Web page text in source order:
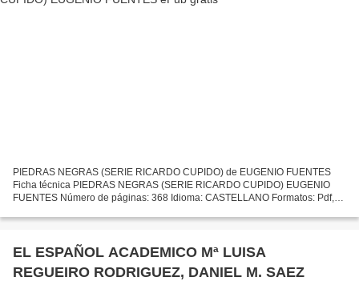
PIEDRAS NEGRAS (SERIE RICARDO CUPIDO) de EUGENIO FUENTES
Ficha técnica PIEDRAS NEGRAS (SERIE RICARDO CUPIDO) EUGENIO
FUENTES Número de páginas: 368 Idioma: CASTELLANO Formatos: Pdf,
Año...
EL ESPAÑOL ACADEMICO Mª LUISA
REGUEIRO RODRIGUEZ, DANIEL M. SAEZ